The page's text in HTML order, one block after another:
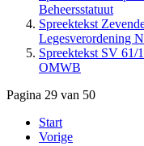
Beheersstatuut
Spreektekst
Legesverordening
Spreektekst SV 61/
OMWB
Pagina 29 van 50
Start
Vorige